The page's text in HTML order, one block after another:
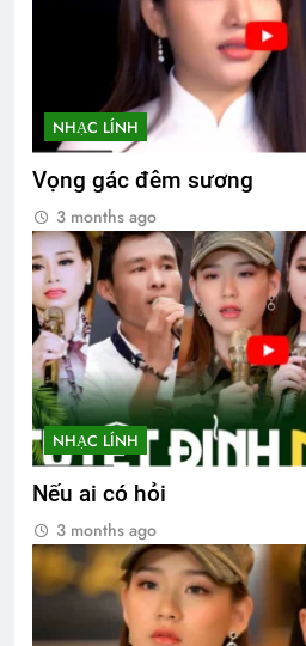
NHẠC LÍNH
Vọng gác đêm sương
3 months ago
NHẠC LÍNH
Nếu ai có hỏi
3 months ago